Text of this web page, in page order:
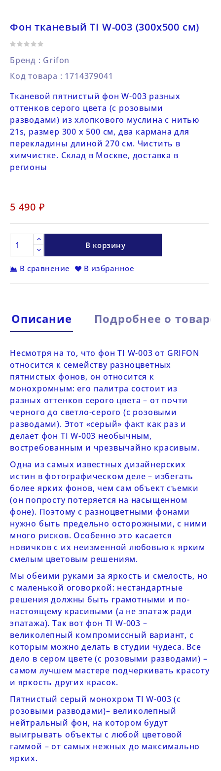
Фон тканевый TI W-003 (300х500 см)
Бренд : Grifon
Код товара : 1714379041
Тканевой пятнистый фон W-003 разных
оттенков серого цвета (с розовыми
разводами) из хлопкового муслина с нитью
21s, размер 300 х 500 см, два кармана для
перекладины длиной 270 см. Чистить в
химчистке. Склад в Москве, доставка в
регионы
5 490 ₽
В корзину
В сравнение В избранное
Описание Подробнее о товаре
Несмотря на то, что фонTI W-003 от GRIFON
относится к семейству разноцветных
пятнистых фонов, он относится к
монохромным: его палитра состоит из
разных оттенков серого цвета – от почти
черного до светло-серого (с розовыми
разводами). Этот «серый» факт как раз и
делает фон TIW-003 необычным,
востребованным и чрезвычайно красивым.
Одна из самых известных дизайнерских
истин в фотографическом деле – избегать
более ярких фонов, чем сам объект съемки
(он попросту потеряется на насыщенном
фоне). Поэтому с разноцветными фонами
нужно быть предельно осторожными, с ними
много рисков. Особенно это касается
новичков с их неизменной любовью к ярким
смелым цветовым решениям.
Мы обеими руками за яркость и смелость, но
с маленькой оговоркой: нестандартные
решения должны быть грамотными и по-
настоящему красивыми (а не эпатаж ради
эпатажа). Так вот фон TIW-003 –
великолепный компромиссный вариант, с
которым можно делать в студии чудеса. Все
дело в сером цвете (с розовыми разводами) –
самом лучшем мастере подчеркивать красоту
и яркость других красок.
Пятнистый серый монохромTI W-003(с
розовыми разводами)– великолепный
нейтральный фон, на котором будут
выигрывать объекты с любой цветовой
гаммой – от самых нежных до максимально
ярких.